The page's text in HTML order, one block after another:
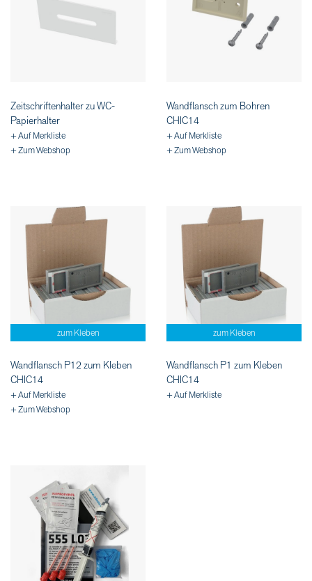
Zeitschriftenhalter zu WC-
Papierhalter
+ Auf Merkliste
+ Zum Webshop
Wandflansch zum Bohren
CHIC14
+ Auf Merkliste
+ Zum Webshop
zum Kleben
Wandflansch P12 zum Kleben
CHIC14
+ Auf Merkliste
+ Zum Webshop
zum Kleben
Wandflansch P1 zum Kleben
CHIC14
+ Auf Merkliste